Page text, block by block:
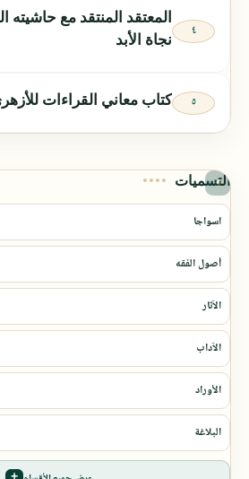
المعتقد المنتقد مع حاشيته
نجاة الأبد
كتاب معاني القراءات
التسميات